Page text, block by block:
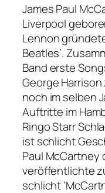
James Paul
Liverpool
Lennon
Beatles’.
Band erste
George
noch im selben
Auftritte im
Ringo Starr
ist schlicht
Paul McCartney
veröffentlichte
schlicht